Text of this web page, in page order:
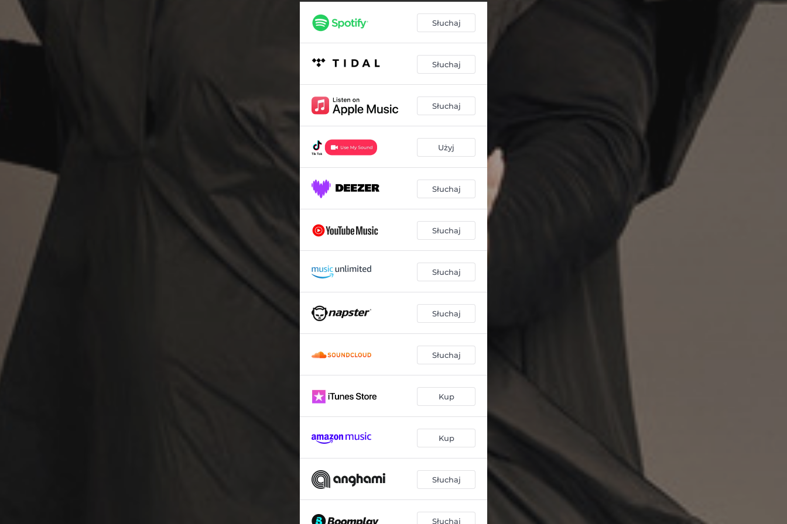
Słuchaj
Słuchaj
Słuchaj
Użyj
Słuchaj
Słuchaj
Słuchaj
Słuchaj
Słuchaj
Kup
Kup
Słuchaj
Słuchaj